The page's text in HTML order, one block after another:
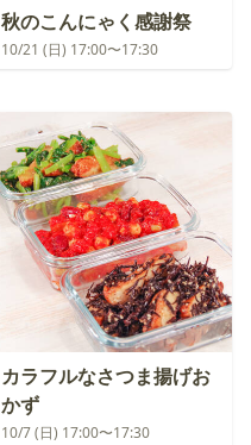
秋のこんにゃく感謝祭
10/21 (日) 17:00〜17:30
カラフルなさつま揚げお
かず
10/7 (日) 17:00〜17:30